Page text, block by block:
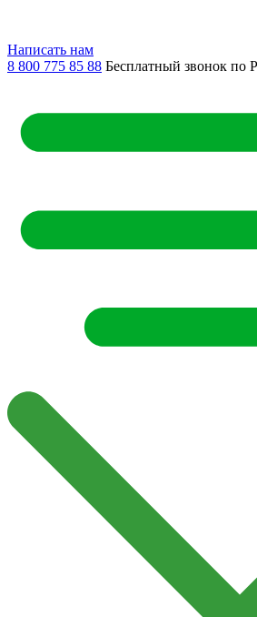
Написать нам
8 800 775 85 88 Бесплатный звонок по